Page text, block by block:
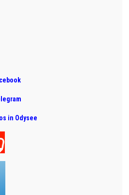
in Odysee